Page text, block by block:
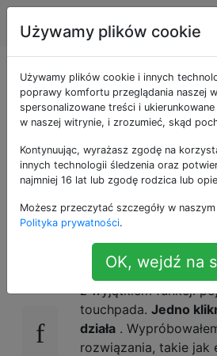
Ubuntu Tagi
Synaptics
touch-to-
działa w
(Gnome)
Zaktualizowałem
Ubuntu do 15.10 i
z wyjątkiem funkcji
touchpada. Jedno
działa .
rozwiązania, takie jak
Używamy plików cookie
Używamy plików cookie i innych
poprawy komfortu przeglądania naszej
spersonalizowane treści i
w naszej witrynie, i zrozumieć, skąd
Kontynuując, wyrażasz zgodę na
innych technologii śledzenia oraz
najmniej 16 lat lub zgodę rodzica lub
Możesz przeczytać szczegóły w naszym
Polityka prywatności.
OK, wejdź na